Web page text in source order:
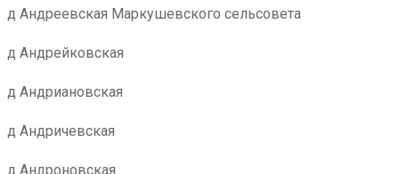
д Андреевская Маркушевского сельсовета
д Андрейковская
д Андриановская
д Андричевская
д Андроновская